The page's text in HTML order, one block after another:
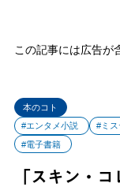
この記事には広告が
本のコト
#エンタメ小説
#ミ
#電子書籍
「スキン・